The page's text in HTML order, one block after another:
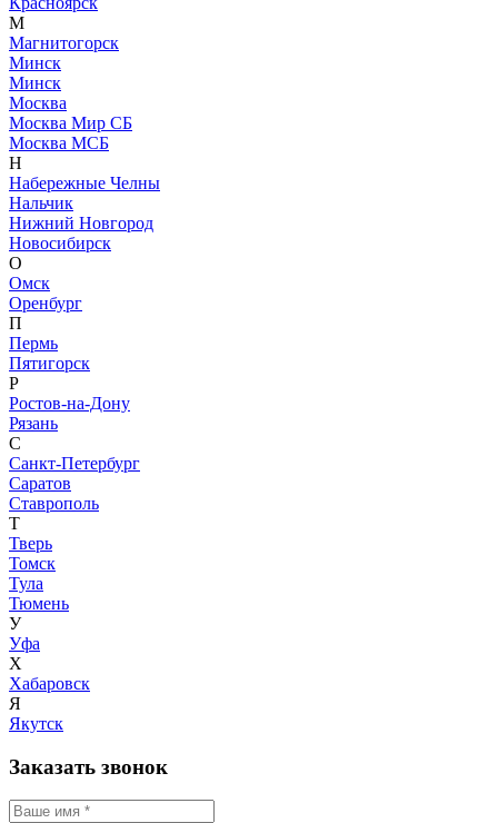
М
Магнитогорск
Минск
Минск
Москва
Москва Мир СБ
Москва МСБ
Н
Набережные Челны
Нальчик
Нижний Новгород
Новосибирск
О
Омск
Оренбург
П
Пермь
Пятигорск
Р
Ростов-на-Дону
Рязань
С
Санкт-Петербург
Саратов
Ставрополь
Т
Тверь
Томск
Тула
Тюмень
У
Уфа
Х
Хабаровск
Я
Якутск
Заказать звонок